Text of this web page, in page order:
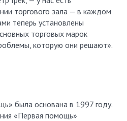
торгового зала — в каждом
теперь установлены
торговых марок
которую они решают».
была основана в 1997 году.
«Первая помощь»